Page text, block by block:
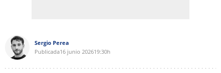
Sergio Perea
Publicada16 junio 202619:30h